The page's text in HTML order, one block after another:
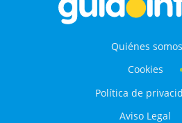
Quiénes somos
Cookies
Política de
Aviso Legal